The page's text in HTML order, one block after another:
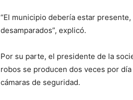
“El municipio debería estar
desamparados”, explicó.
Por su parte, el presidente de la
robos se producen dos veces por
cámaras de seguridad.